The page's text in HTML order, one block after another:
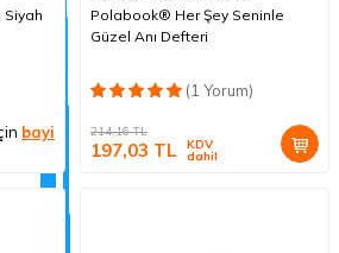
bayi
Polabook® Her Şey Seninle
Güzel Anı Defteri
(1 Yorum)
214,16TL
197,03 TL KDV
dahil